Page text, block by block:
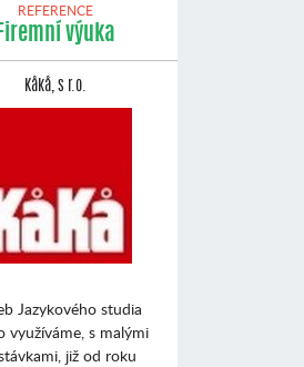
REFERENCE
Firemní výuka
Kåkå, s r.o.
Jazykového studia
využíváme, s malými
již od roku